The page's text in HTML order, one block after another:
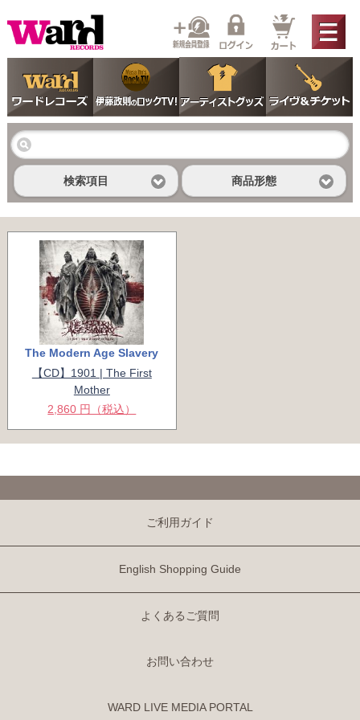
検索項目 商品形態
The Modern Age Slavery
【CD】1901 | The First
Mother
2,860 円（税込）
ご利用ガイド
English Shopping Guide
よくあるご質問
お問い合わせ
WARD LIVE MEDIA PORTAL